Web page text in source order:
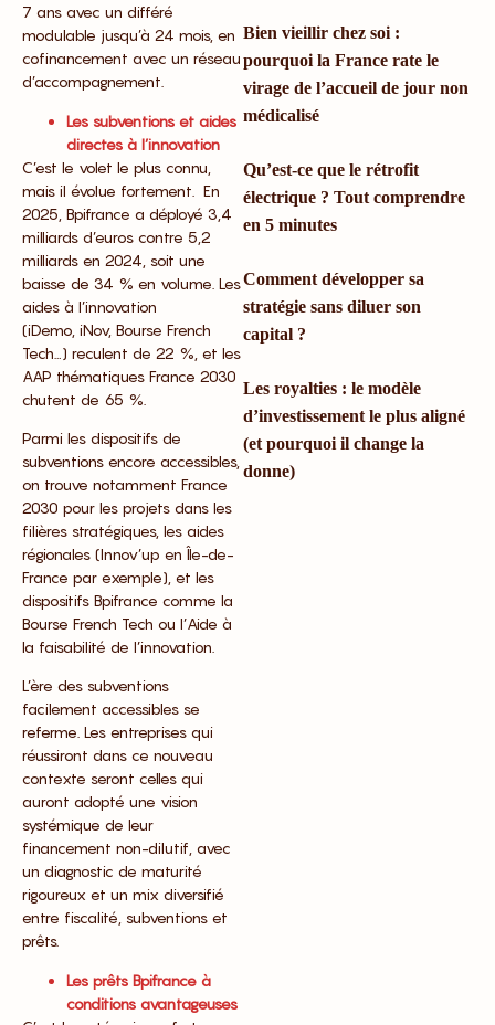
7 ans avec un différé
modulable jusqu’à 24 mois, en
cofinancement avec un réseau
d’accompagnement.
Les subventions et aides
directes à l’innovation
C’est le volet le plus connu,
mais il évolue fortement. En
2025, Bpifrance a déployé 3,4
milliards d’euros contre 5,2
milliards en 2024, soit une
baisse de 34 % en volume. Les
aides à l’innovation
(iDemo, iNov, Bourse French
Tech…) reculent de 22 %, et les
AAP thématiques France 2030
chutent de 65 %.
Parmi les dispositifs de
subventions encore accessibles,
on trouve notamment France
2030 pour les projets dans les
filières stratégiques, les aides
régionales (Innov’up en Île-de-
France par exemple), et les
dispositifs Bpifrance comme la
Bourse French Tech ou l’Aide à
la faisabilité de l’innovation.
L’ère des subventions
facilement accessibles se
referme. Les entreprises qui
réussiront dans ce nouveau
contexte seront celles qui
auront adopté une vision
systémique de leur
financement non-dilutif, avec
un diagnostic de maturité
rigoureux et un mix diversifié
entre fiscalité, subventions et
prêts.
Les prêts Bpifrance à
conditions avantageuses
Bien vieillir chez soi :
pourquoi la France rate le
virage de l’accueil de jour non
médicalisé
Qu’est-ce que le rétrofit
électrique ? Tout comprendre
en 5 minutes
Comment développer sa
stratégie sans diluer son
capital ?
Les royalties : le modèle
d’investissement le plus aligné
(et pourquoi il change la
donne)